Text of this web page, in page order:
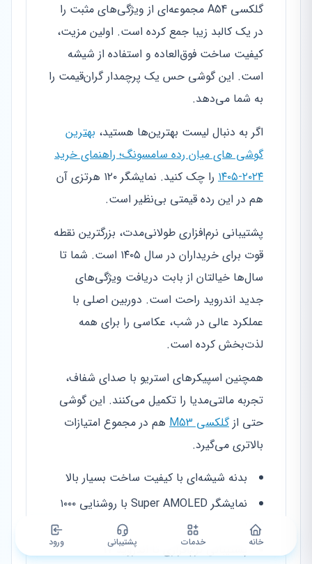
گلکسی A54 مجموعه‌ای از ویژگی‌های مثبت را
در یک کالبد زیبا جمع کرده است. اولین مزیت،
کیفیت ساخت فوق‌العاده و استفاده از شیشه
است. این گوشی حس یک پرچمدار گران‌قیمت را
به شما می‌دهد.
اگر به دنبال لیست بهترین‌ها هستید، بهترین
گوشی های میان رده سامسونگ؛ راهنمای خرید
۲۰۲۴-۱۴۰۵
را چک کنید. نمایشگر ۱۲۰ هرتزی آن
هم در این رده قیمتی بی‌نظیر است.
پشتیبانی نرم‌افزاری طولانی‌مدت، بزرگترین نقطه
قوت برای خریداران در سال ۱۴۰۵ است. شما تا
سال‌ها خیالتان از بابت دریافت ویژگی‌های
جدید اندروید راحت است. دوربین اصلی با
عملکرد عالی در شب، عکاسی را برای همه
لذت‌بخش کرده است.
همچنین اسپیکرهای استریو با صدای شفاف،
تجربه مالتی‌مدیا را تکمیل می‌کنند. این گوشی
حتی ازگلکسی M53
هم در مجموع امتیازات
بالاتری می‌گیرد.
بدنه شیشه‌ای با کیفیت ساخت بسیار بالا
نمایشگر Super AMOLED با روشنایی ۱۰۰۰
نیت
پشتیبانی نرم‌افزاری تا اندروید ۱۷
خانه خدمات پشتیبانی ورود